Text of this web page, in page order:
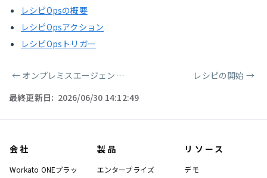
レシピOpsの概要
レシピOpsアクション
レシピOpsトリガー
ページャー
← オンプレミスエージェント切断 レシピの開始 →
最終更新日: 2026/06/30 14:12:49
会社
Workato ONEプラッ
製品
エンタープライズ
リソース
デモ